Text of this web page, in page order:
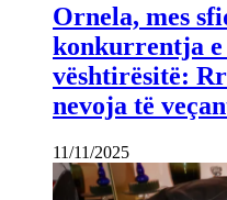
Ornela, mes
konkurrentja
vështirësitë:
nevoja të
11/11/2025